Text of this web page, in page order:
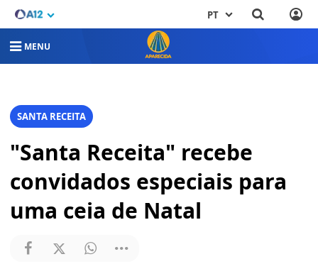
PT
MENU
SANTA RECEITA
"Santa Receita" recebe
convidados especiais para
uma ceia de Natal